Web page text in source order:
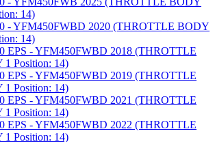
14)
- YFM450FWBD 2020 (THROTTLE BODY
14)
EPS - YFM450FWBD 2018 (THROTTLE
Position: 14)
EPS - YFM450FWBD 2019 (THROTTLE
Position: 14)
EPS - YFM450FWBD 2021 (THROTTLE
Position: 14)
EPS - YFM450FWBD 2022 (THROTTLE
Position: 14)